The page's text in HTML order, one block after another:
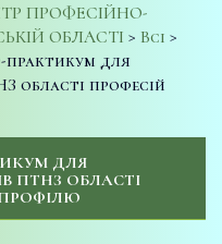
ПРОФЕСІЙНО-
ОБЛАСТІ > Всі >
практикум для
області професій
ДЛЯ
ПТНЗ ОБЛАСТІ